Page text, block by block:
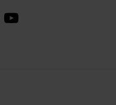
YouTube